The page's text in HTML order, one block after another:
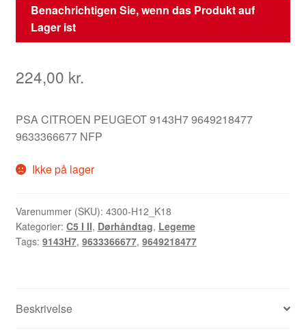
Benachrichtigen Sie, wenn das Produkt auf
Lager ist
224,00 kr.
PSA CITROEN PEUGEOT 9143H7 9649218477
9633366677 NFP
Ikke på lager
Varenummer (SKU): 4300-H12_K18
Kategorier: C5 I II, Dørhåndtag, Legeme
Tags: 9143H7, 9633366677, 9649218477
Beskrivelse